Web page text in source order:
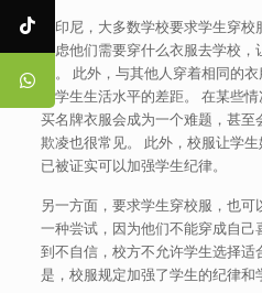
在印尼，大多数学校要求学生穿
考虑他们需要穿什么衣服去学校，
表。 此外，与其他人穿着相同的
小学生生活水平的差距。 在某些
买名牌衣服会成为一个难题，甚
欺凌也很常见。 此外，校服让学
已被证实可以加强学生纪律。
另一方面，要求学生穿校服，也
一种尝试，因为他们不能穿成自己
到不自信，校方不允许学生选择适
是，校服规定加强了学生的纪律和